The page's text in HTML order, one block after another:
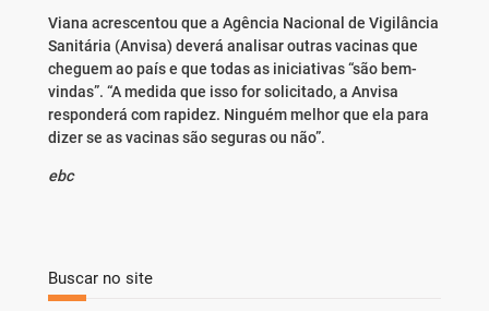
Viana acrescentou que a Agência Nacional de Vigilância
Sanitária (Anvisa) deverá analisar outras vacinas que
cheguem ao país e que todas as iniciativas “são bem-
vindas”. “A medida que isso for solicitado, a Anvisa
responderá com rapidez. Ninguém melhor que ela para
dizer se as vacinas são seguras ou não”.
ebc
Buscar no site